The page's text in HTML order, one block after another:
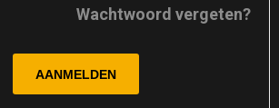
Wachtwoord vergeten?